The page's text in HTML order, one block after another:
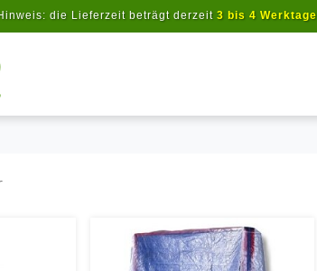
die Lieferzeit beträgt derzeit 3 bis 4 Werktage